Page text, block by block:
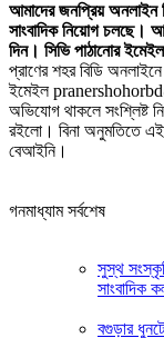
আমাদের জনপ্রিয় অনলাইন
সাংবাদিক নিয়োগ চলছে।
দিন। সিভি পাঠানোর
প্রাণের শহর বিডি
ইমেইল
অভিযোগ থাকলে সংশ্লিষ্ট
রইলো। বিনা অনুমতিতে
বেআইনি।
গনমাধ্যাম সর্বশেষ
সুস্থ
সাংবাদিক
‎বগুড়ার